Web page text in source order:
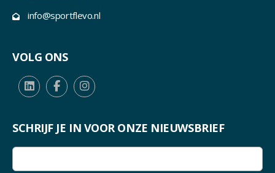
info@sportflevo.nl
VOLG ONS
SCHRIJF JE IN VOOR ONZE NIEUWSBRIEF
E-
mailadres